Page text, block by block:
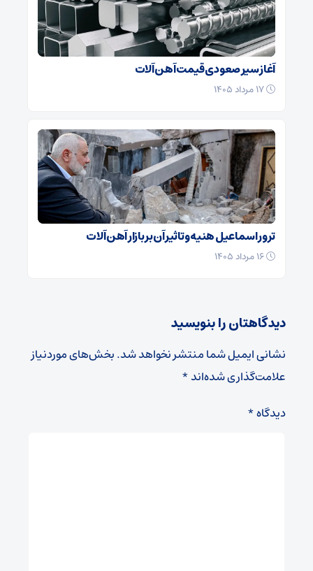
آغاز سیر صعودی قیمت آهن آلات
ترور اسماعیل هنیه و تاثیر آن بر بازار آهن آلات
دیدگاهتان را بنویسید
نشانی ایمیل شما منتشر نخواهد شد.بخش‌های موردنیاز
علامت‌گذاری شده‌اند*
دیدگاه*